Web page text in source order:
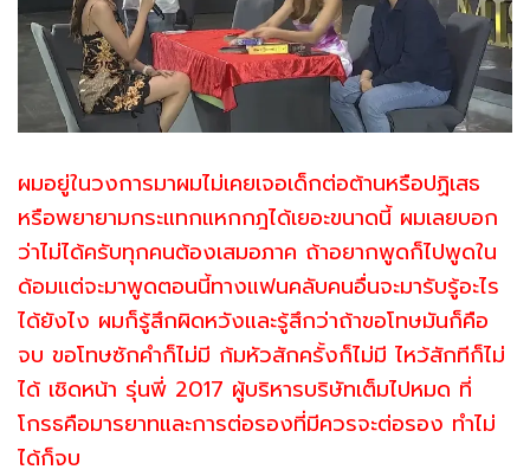
ผมอยู่ในวงการมาผมไม่เคยเจอเด็กต่อต้านหรือปฏิเสธ
หรือพยายามกระแทกแหกกฎได้เยอะขนาดนี้ ผมเลยบอก
ว่าไม่ได้ครับทุกคนต้องเสมอภาค ถ้าอยากพูดก็ไปพูดใน
ด้อมแต่จะมาพูดตอนนี้ทางแฟนคลับคนอื่นจะมารับรู้อะไร
ได้ยังไง ผมก็รู้สึกผิดหวังและรู้สึกว่าถ้าขอโทษมันก็คือ
จบ ขอโทษซักคำก็ไม่มี ก้มหัวสักครั้งก็ไม่มี ไหว้สักทีก็ไม่
ได้ เชิดหน้า รุ่นพี่ 2017 ผู้บริหารบริษัทเต็มไปหมด ที่
โกรธคือมารยาทและการต่อรองที่มีควรจะต่อรอง ทำไม่
ได้ก็จบ